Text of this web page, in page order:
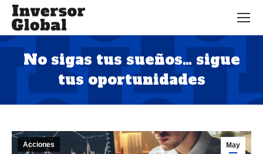
No sigas tus sueños… sigue
tus oportunidades
Estás aquí:
May
Acciones